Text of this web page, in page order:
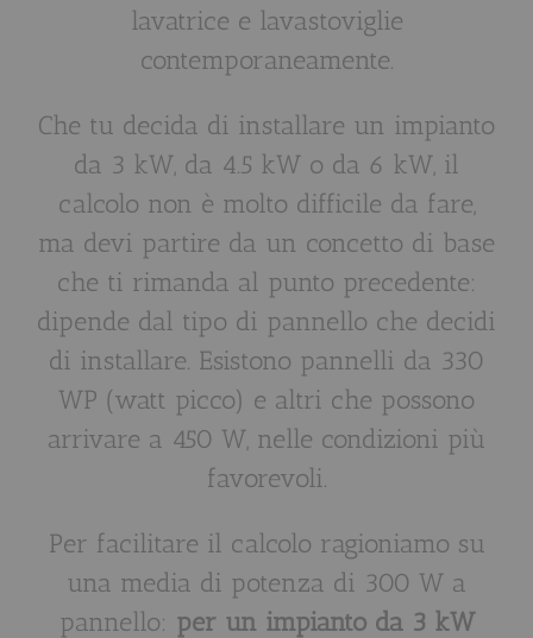
lavatrice e lavastoviglie
contemporaneamente.
Che tu decida di installare un impianto
da 3 kW, da 4.5 kW o da 6 kW, il
calcolo non è molto difficile da fare,
ma devi partire da un concetto di base
che ti rimanda al punto precedente:
dipende dal tipo di pannello che decidi
di installare. Esistono pannelli da 330
WP (watt picco) e altri che possono
arrivare a 450 W, nelle condizioni più
favorevoli.
Per facilitare il calcolo ragioniamo su
una media di potenza di 300 W a
pannello: per un impianto da 3 kW